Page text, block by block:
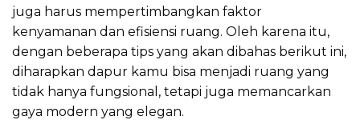
juga harus mempertimbangkan faktor
kenyamanan dan efisiensi ruang. Oleh karena itu,
dengan beberapa tips yang akan dibahas berikut ini,
diharapkan dapur kamu bisa menjadi ruang yang
tidak hanya fungsional, tetapi juga memancarkan
gaya modern yang elegan.